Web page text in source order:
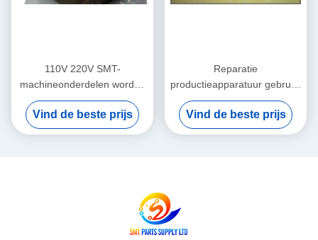
110V 220V SMT-
machineonderdelen worden
per vliegtuig verzonden
Geïntegreerde
veldonderwijsservice ter
Vind de beste prijs
Reparatie
productieapparatuur gebruikt
in goede staat Ontworpen
voor precisie en consistente
prestaties in productielijnen
Vind de beste prijs